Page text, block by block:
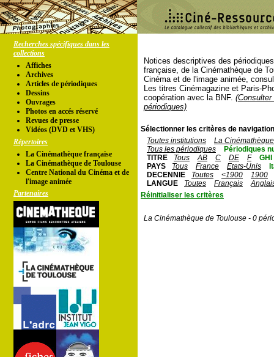
Recherches spécifiques dans les
collections
Affiches
Archives
Articles de périodiques
Dessins
Ouvrages
Photos en accés réservé
Revues de presse
Vidéos (DVD et VHS)
Répertoires
La Cinémathèque française
La Cinémathèque de Toulouse
Centre National du Cinéma et de
l'image animée
Partenaires
Notices descriptives des
française, de la Cinémathèque de
Cinéma et de l'image animée,
Les titres Cinémagazine et Paris-
coopération avec la BNF.
périodiques)
Sélectionner les critères de
Toutes institutions
La
Tous les périodiques
Périodiques
TITRE
Tous AB C DE F
GHI
PAYS
Tous France Etats-Unis
DECENNIE
Toutes <1900
1900
LANGUE
Toutes Français
Réinitialiser les critères
La Cinémathèque de Toulouse - 0